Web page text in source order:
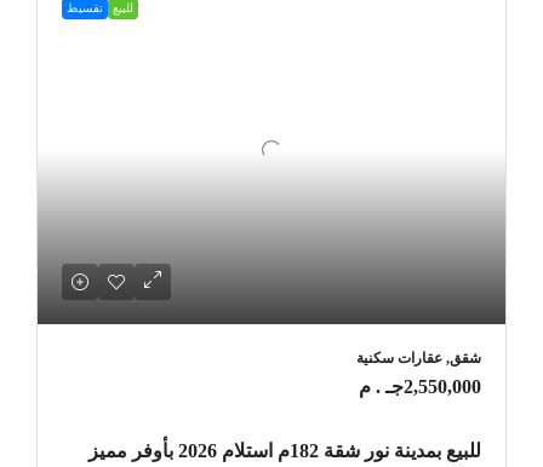
للبيع تقسيط
شقق, عقارات سكنية
2,550,000جـ . م
للبيع بمدينة نور شقة 182م استلام 2026 بأوفر مميز